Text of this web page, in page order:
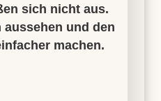
sich nicht aus.
aussehen und den
machen.